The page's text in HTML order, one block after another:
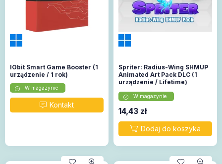
IObit Smart Game Booster (1
urządzenie / 1 rok)
W magazynie
Spriter: Radius-Wing SHMUP
Animated Art Pack DLC (1
urządzenie / Lifetime)
W magazynie
14,43 zł